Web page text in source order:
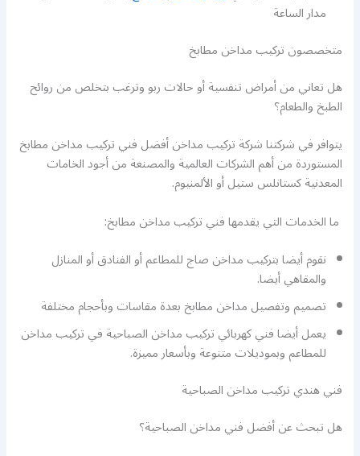
مدار الساعة
متخصصون تركيب مداخن مطابخ
هل تعاني من أمراض تنفسية أو حالات ربو وترغب بتخلص من روائح
الطبخ والطعام؟
يتوافر في شركتنا شركة تركيب مداخن أفضل فني تركيب مداخن مطابخ
المستوردة من أهم الشركات العالمية والمصنعة من أجود الخامات
المعدنية كستانلس ستيل أو الألمنيوم.
ما الخدمات التي يقدمها فني تركيب مداخن مطابخ:
نقوم أيضا بتركيب مداخن صاج للمطاعم أو الفنادق أو المنازل
والمقاهي أيضا.
تصميم وتفصيل مداخن مطابخ بعدة مقاسات وبأحجام مختلفة
يعمل أيضا فني كهربائي تركيب مداخن الصباحية في تركيب مداخن
للمطاعم وبموديلات متنوعة وبأسعار مميزة.
فني هندي تركيب مداخن الصباحية
هل تبحث عن أفضل فني مداخن الصباحية؟